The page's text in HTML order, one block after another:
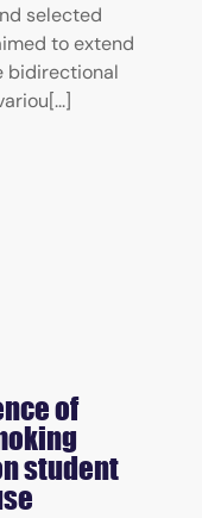
selected
to extend
bidirectional
of
student